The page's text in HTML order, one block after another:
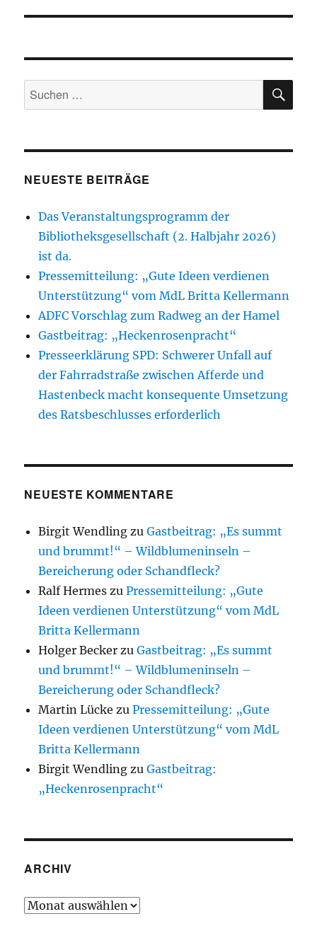
Suchen
nach:
NEUESTE BEITRÄGE
Das Veranstaltungsprogramm der
Bibliotheksgesellschaft (2. Halbjahr 2026)
ist da.
Pressemitteilung: „Gute Ideen verdienen
Unterstützung“ vom MdL Britta Kellermann
ADFC Vorschlag zum Radweg an der Hamel
Gastbeitrag: „Heckenrosenpracht“
Presseerklärung SPD: Schwerer Unfall auf
der Fahrradstraße zwischen Afferde und
Hastenbeck macht konsequente Umsetzung
des Ratsbeschlusses erforderlich
NEUESTE KOMMENTARE
Birgit Wendling zuGastbeitrag: „Es summt
und brummt!“ – Wildblumeninseln –
Bereicherung oder Schandfleck?
Ralf Hermes zuPressemitteilung: „Gute
Ideen verdienen Unterstützung“ vom MdL
Britta Kellermann
Holger Becker zuGastbeitrag: „Es summt
und brummt!“ – Wildblumeninseln –
Bereicherung oder Schandfleck?
Martin Lücke zuPressemitteilung: „Gute
Ideen verdienen Unterstützung“ vom MdL
Britta Kellermann
Birgit Wendling zuGastbeitrag:
„Heckenrosenpracht“
ARCHIV
Archiv